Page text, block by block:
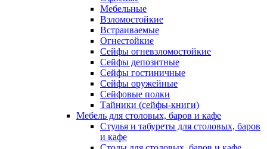
Мебельные
Взломостойкие
Встраиваемые
Огнестойкие
Сейфы огневзломостойкие
Сейфы депозитные
Сейфы гостиничные
Сейфы оружейные
Сейфовые полки
Тайники (сейфы-книги)
Мебель для столовых, баров и кафе
Стулья и табуреты для столовых, баров
и кафе